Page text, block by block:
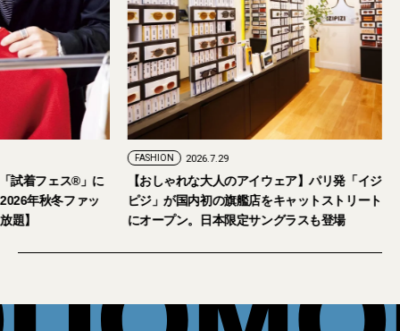
2026年9月5日・6日開催。「試着フェス®︎」に
読者の皆さまをご招待。【2026年秋冬ファッ
ション＆美容アイテム試し放題】
【おしゃれな大人
ピジ」が国内初の
にオープン。日本